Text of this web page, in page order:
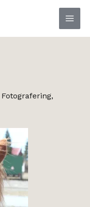
Fotografering,